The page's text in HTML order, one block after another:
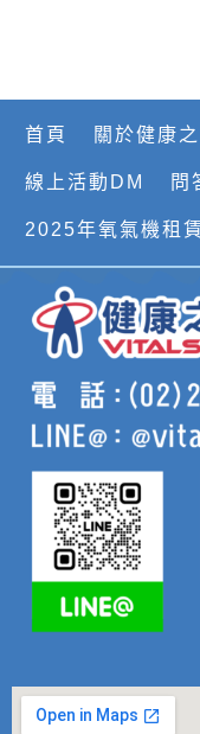
首頁 關於健康之
線上活動DM 問
2025年氧氣機租